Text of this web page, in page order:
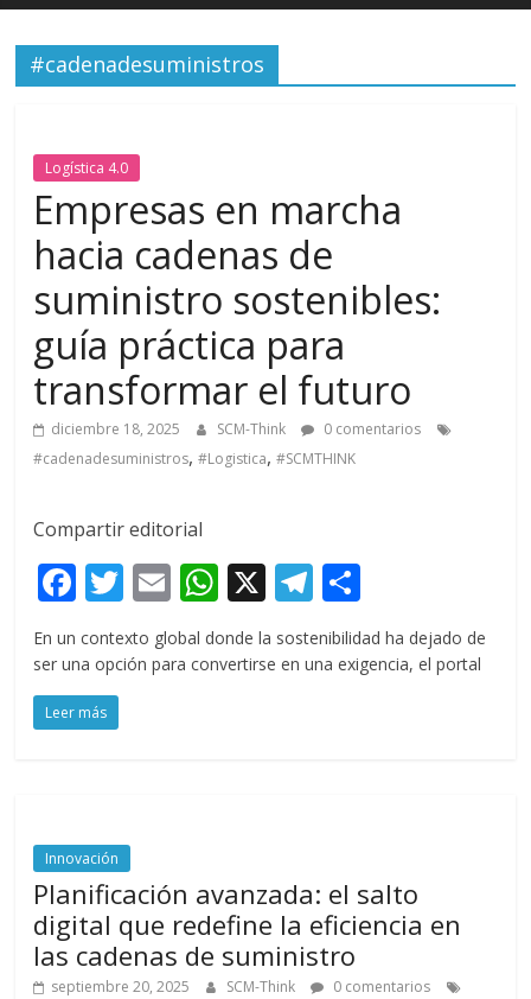
#cadenadesuministros
Logística 4.0
Empresas en marcha
hacia cadenas de
suministro sostenibles:
guía práctica para
transformar el futuro
diciembre 18, 2025 SCM-Think
0 comentarios
#cadenadesuministros,#Logistica,#SCMTHINK
Compartir editorial
F
ac
e
b
o
T
w
itt
E
m
ai
W
h
at
X T
el
e
o
m
En un contexto global donde la sostenibilidad ha dejado de
ser una opción para convertirse en una exigencia, el portal
Leer más
Innovación
Planificación avanzada: el salto
digital que redefine la eficiencia en
las cadenas de suministro
septiembre 20, 2025 SCM-Think
0 comentarios